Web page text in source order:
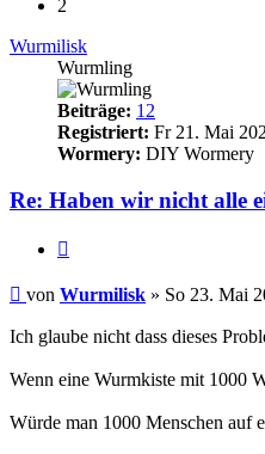
2
Wurmilisk
Wurmling
Beiträge: 12
Registriert: Fr 21. Mai
Wormery: DIY Wormery
Re: Haben wir nicht alle
Beitrag
von Wurmilisk » So 23. Mai
Ich glaube nicht dass dieses
Wenn eine Wurmkiste mit 1000
Würde man 1000 Menschen auf